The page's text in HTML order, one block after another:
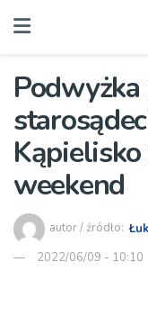
Podwyżka
weekend
autor / źródło:
2022/06/09 - 10:10